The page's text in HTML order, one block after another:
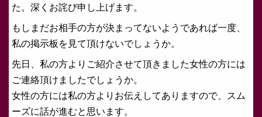
た。深くお詫び申し上げます。
もしまだお相手の方が決まってないようであれば一度、
私の掲示板を見て頂けないでしょうか。
先日、私の方よりご紹介させて頂きました女性の方には
ご連絡頂けましたでしょうか。
女性の方には私の方よりお伝えしてありますので、スム
ーズに話が進むと思います。